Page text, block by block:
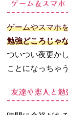
ゲーム＆スマホ
ゲームやスマホ
勉強どころじゃ
ついつい夜更か
ことになっちゃ
友達や恋人と勉